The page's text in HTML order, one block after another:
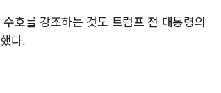
호를 강조하는 것도 트럼프 전 대통령의
다.